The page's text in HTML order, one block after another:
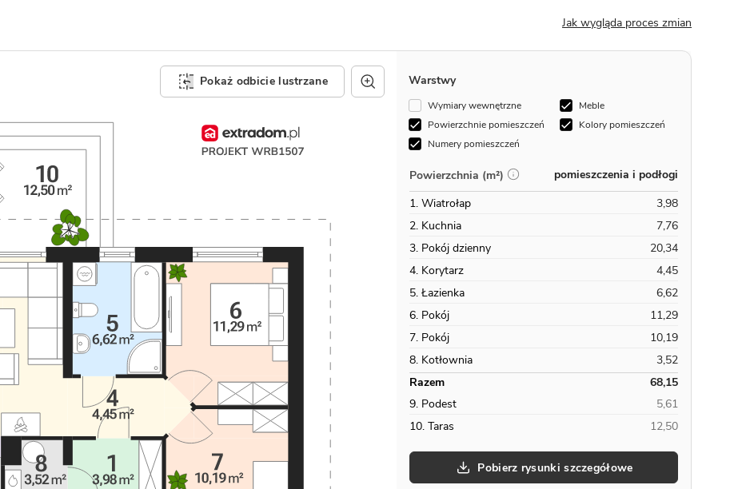
Jak wygląda proces zmian
Warstwy
Wymiary wewnętrzne
Meble
Powierzchnie pomieszczeń
Kolory pomieszczeń
Numery pomieszczeń
Pokaż odbicie lustrzane
Powierzchnia (m²)
pomieszczenia i podłogi
1. Wiatrołap
3,98
2. Kuchnia
7,76
3. Pokój dzienny
20,34
4. Korytarz
4,45
5. Łazienka
6,62
6. Pokój
11,29
7. Pokój
10,19
8. Kotłownia
3,52
Razem
68,15
9. Podest
5,61
10. Taras
12,50
Pobierz rysunki szczegółowe